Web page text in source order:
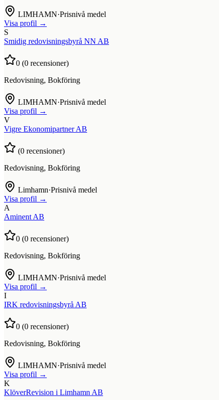
LIMHAMN·Prisnivå medel
Visa profil →
S
Smidig redovisningsbyrå NN AB
0 (0 recensioner)
Redovisning, Bokföring
LIMHAMN·Prisnivå medel
Visa profil →
V
Vigre Ekonomipartner AB
(0 recensioner)
Redovisning, Bokföring
Limhamn·Prisnivå medel
Visa profil →
A
Aminent AB
0 (0 recensioner)
Redovisning, Bokföring
LIMHAMN·Prisnivå medel
Visa profil →
I
IRK redovisningsbyrå AB
0 (0 recensioner)
Redovisning, Bokföring
LIMHAMN·Prisnivå medel
Visa profil →
K
KlöverRevision i Limhamn AB